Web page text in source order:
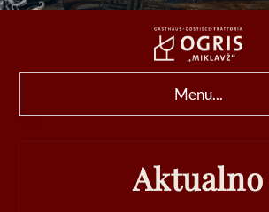
Menu...
Aktualno